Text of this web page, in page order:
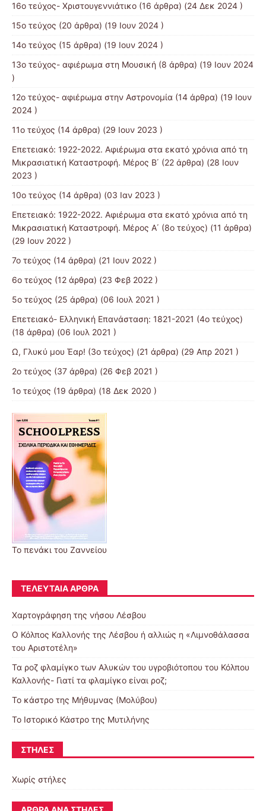
16ο τεύχος- Χριστουγεννιάτικο (16 άρθρα) (24 Δεκ 2024 )
15ο τεύχος (20 άρθρα) (19 Ιουν 2024 )
14ο τεύχος (15 άρθρα) (19 Ιουν 2024 )
13o τεύχος- αφιέρωμα στη Μουσική (8 άρθρα) (19 Ιουν 2024
)
12o τεύχος- αφιέρωμα στην Αστρονομία (14 άρθρα) (19 Ιουν
2024 )
11ο τεύχος (14 άρθρα) (29 Ιουν 2023 )
Επετειακό: 1922-2022. Αφιέρωμα στα εκατό χρόνια από τη
Μικρασιατική Καταστροφή. Μέρος B΄ (22 άρθρα) (28 Ιουν
2023 )
10ο τεύχος (14 άρθρα) (03 Ιαν 2023 )
Επετειακό: 1922-2022. Αφιέρωμα στα εκατό χρόνια από τη
Μικρασιατική Καταστροφή. Μέρος Α΄ (8ο τεύχος) (11 άρθρα)
(29 Ιουν 2022 )
7o τεύχος (14 άρθρα) (21 Ιουν 2022 )
6ο τεύχος (12 άρθρα) (23 Φεβ 2022 )
5ο τεύχος (25 άρθρα) (06 Ιουλ 2021 )
Επετειακό- Ελληνική Επανάσταση: 1821-2021 (4ο τεύχος)
(18 άρθρα) (06 Ιουλ 2021 )
Ω, Γλυκύ μου Έαρ! (3ο τεύχος) (21 άρθρα) (29 Απρ 2021 )
2o τεύχος (37 άρθρα) (26 Φεβ 2021 )
1ο τεύχος (19 άρθρα) (18 Δεκ 2020 )
Το πενάκι του Ζαννείου
ΤΕΛΕΥΤΑΊΑ ΆΡΘΡΑ
Χαρτογράφηση της νήσου Λέσβου
Ο Κόλπος Καλλονής της Λέσβου ή αλλιώς η «Λιμνοθάλασσα
του Αριστοτέλη»
Τα ροζ φλαμίγκο των Αλυκών του υγροβιότοπου του Κόλπου
Καλλονής- Γιατί τα φλαμίγκο είναι ροζ;
To κάστρο της Μήθυμνας (Μολύβου)
Το Ιστορικό Κάστρο της Μυτιλήνης
ΣΤΉΛΕΣ
Χωρίς στήλες